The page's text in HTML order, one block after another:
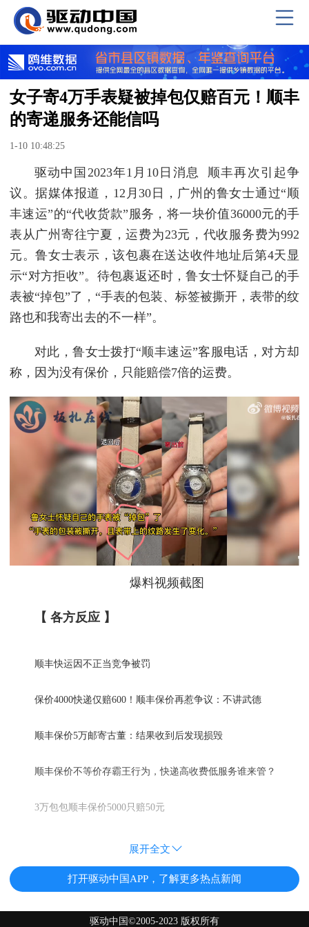
女子寄4万手表疑被掉包仅赔百元！顺丰
的寄递服务还能信吗
1-10 10:48:25
驱动中国2023年1月10日消息 顺丰再次引起争
议。据媒体报道，12月30日，广州的鲁女士通过“顺
丰速运”的“代收货款”服务，将一块价值36000元的手
表从广州寄往宁夏，运费为23元，代收服务费为992
元。鲁女士表示，该包裹在送达收件地址后第4天显
示“对方拒收”。待包裹返还时，鲁女士怀疑自己的手
表被“掉包”了，“手表的包装、标签被撕开，表带的纹
路也和我寄出去的不一样”。
对此，鲁女士拨打“顺丰速运”客服电话，对方却
称，因为没有保价，只能赔偿7倍的运费。
爆料视频截图
【 各方反应 】
顺丰快运因不正当竞争被罚
保价4000快递仅赔600！顺丰保价再惹争议：不讲武德
顺丰保价5万邮寄古董：结果收到后发现损毁
顺丰保价不等价存霸王行为，快递高收费低服务谁来管？
3万包包顺丰保价5000只赔50元
展开全文
打开驱动中国APP，了解更多热点新闻
驱动中国©2005-2023 版权所有